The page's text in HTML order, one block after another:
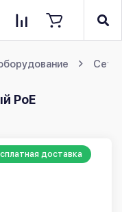
PoE
доставка